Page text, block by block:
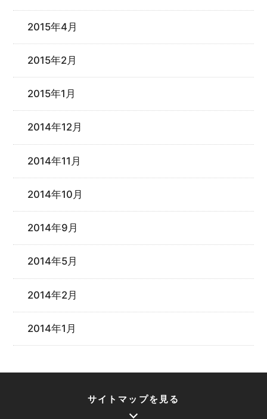
2015年4月
2015年2月
2015年1月
2014年12月
2014年11月
2014年10月
2014年9月
2014年5月
2014年2月
2014年1月
サイトマップを見る